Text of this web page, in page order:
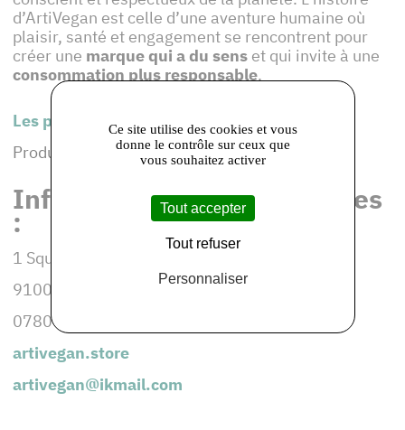
d’ArtiVegan est celle d’une aventure humaine où
plaisir, santé et engagement se rencontrent pour
créer une marque qui a du sens et qui invite à une
consommation plus responsable.
Les produits de cet adhérent :
Produits alimentaires gourmands
Informations et coordonnées
:
1 Square Pascal Grousset
91000 Evry Courcouronnes
0780775535
artivegan.store
artivegan@ikmail.com
Ce site utilise des cookies et vous
donne le contrôle sur ceux que
vous souhaitez activer
Tout accepter
Tout refuser
Personnaliser